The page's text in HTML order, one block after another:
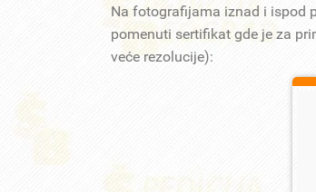
Na fotografijama iznad i ispod
pomenuti sertifikat gde je za
veće rezolucije):